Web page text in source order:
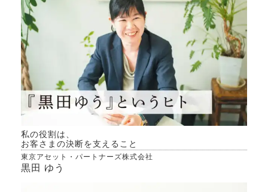
私の役割は、
お客さまの決断を支えること
東京アセット・パートナーズ株式会社
黒田 ゆう